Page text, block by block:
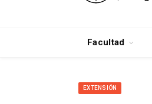
Facultad
EXTENSIÓN